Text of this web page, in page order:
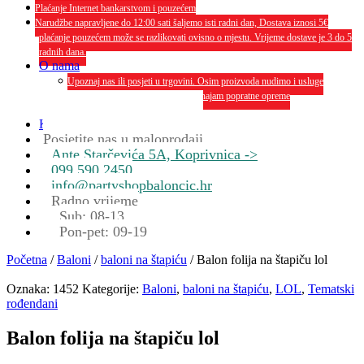
Plaćanje Internet bankarstvom i pouzećem
Narudžbe napravljene do 12:00 sati šaljemo isti radni dan, Dostava iznosi 5€
plaćanje pouzećem može se razlikovati ovisno o mjestu. Vrijeme dostave je 3 do 5
radnih dana.
O nama
Upoznaj nas ili posjeti u trgovini. Osim proizvoda nudimo i usluge
dekoriranja interijera i eksterija te najam popratne opreme
Kontakt
Posjetite nas u maloprodaji
Ante Starčevića 5A, Koprivnica ->
099 590 2450
info@partyshopbaloncic.hr
Radno vrijeme
Sub: 08-13
Pon-pet: 09-19
Početna /Baloni /baloni na štapiću / Balon folija na štapiču lol
Oznaka: 1452 Kategorije: Baloni, baloni na štapiću, LOL, Tematski
rođendani
Balon folija na štapiču lol